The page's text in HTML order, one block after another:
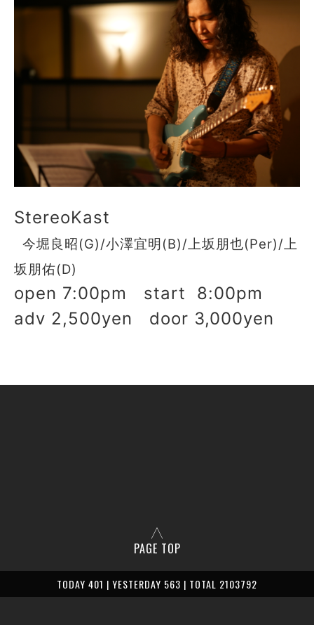
StereoKast
今堀良昭(G)/小澤宜明(B)/上坂朋也(Per)/上
坂朋佑(D)
open 7:00pm start 8:00pm
adv 2,500yen door 3,000yen
PAGE TOP
TODAY 401 | YESTERDAY 563 | TOTAL 2103792